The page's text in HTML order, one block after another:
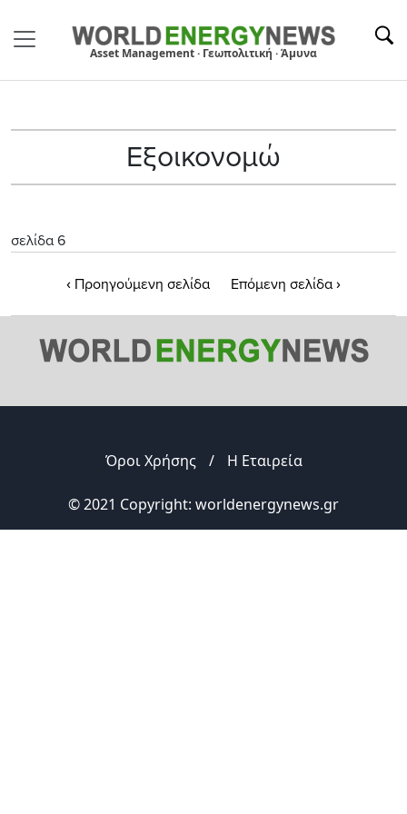
Asset Management · Γεωπολιτική · Άμυνα
Εξοικονομώ
σελίδα 6
‹ Προηγούμενη σελίδα Επόμενη σελίδα›
Όροι Χρήσης / Η Εταιρεία
© 2021 Copyright: worldenergynews.gr